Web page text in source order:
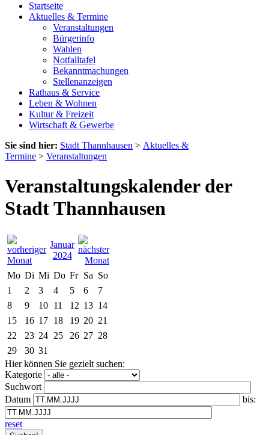
Startseite
Aktuelles & Termine
Veranstaltungen
Bürgerinfo
Wahlen
Notfalltafel
Bekanntmachungen
Stellenanzeigen
Rathaus & Service
Leben & Wohnen
Kultur & Freizeit
Wirtschaft & Gewerbe
Sie sind hier: Stadt Thannhausen > Aktuelles &
Termine > Veranstaltungen
Veranstaltungskalender der
Stadt Thannhausen
Januar
2024
Mo Di Mi Do Fr Sa So
1
2 3 4 5 6
7
8
9 10 11 12 13 14
15
16 17 18 19 20 21
22
23 24 25 26 27 28
29
30 31
Hier können Sie gezielt suchen:
Kategorie
Suchwort
Datum
bis:
reset